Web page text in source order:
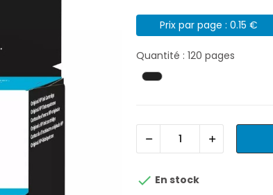
Prix par page : 0.15 €
Quantité : 120 pages
 En stock